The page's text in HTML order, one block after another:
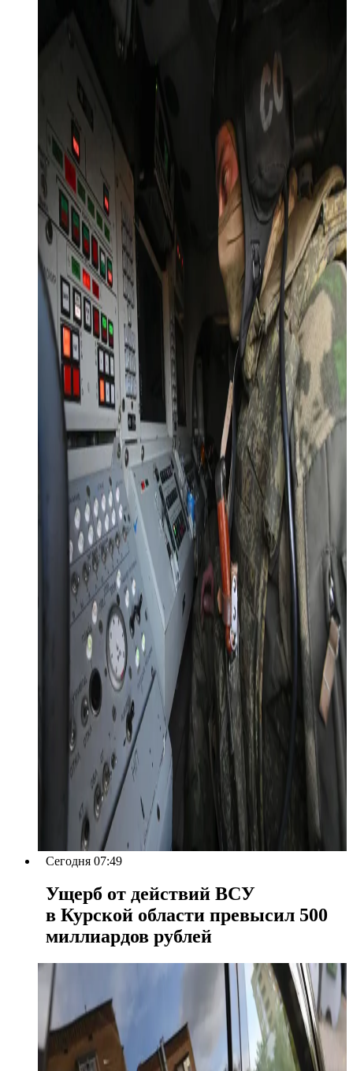
Сегодня 07:49
Ущерб от действий ВСУ
в Курской области превысил 500
миллиардов рублей